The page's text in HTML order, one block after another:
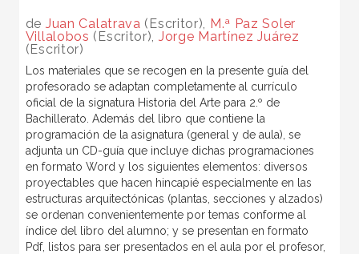
de Juan Calatrava (Escritor), M.ª Paz Soler
Villalobos (Escritor), Jorge Martínez Juárez
(Escritor)
Los materiales que se recogen en la presente guía del
profesorado se adaptan completamente al currículo
oficial de la signatura Historia del Arte para 2.º de
Bachillerato. Además del libro que contiene la
programación de la asignatura (general y de aula), se
adjunta un CD-guía que incluye dichas programaciones
en formato Word y los siguientes elementos: diversos
proyectables que hacen hincapié especialmente en las
estructuras arquitectónicas (plantas, secciones y alzados)
se ordenan convenientemente por temas conforme al
índice del libro del alumno; y se presentan en formato
Pdf, listos para ser presentados en el aula por el profesor,